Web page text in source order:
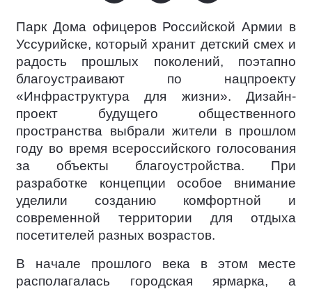
Парк Дома офицеров Российской Армии в
Уссурийске, который хранит детский смех и
радость прошлых поколений, поэтапно
благоустраивают по нацпроекту
«Инфраструктура для жизни». Дизайн-
проект будущего общественного
пространства выбрали жители в прошлом
году во время всероссийского голосования
за объекты благоустройства. При
разработке концепции особое внимание
уделили созданию комфортной и
современной территории для отдыха
посетителей разных возрастов.
В начале прошлого века в этом месте
располагалась городская ярмарка, а